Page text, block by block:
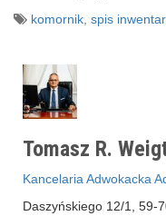
komornik spis
Tomasz R.
Kancelaria Adwokacka
Daszyńskiego 12/1, 59-